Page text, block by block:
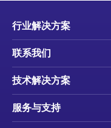
行业解决方案
联系我们
技术解决方案
服务与支持